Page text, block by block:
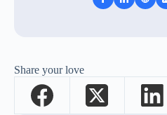
Share your love